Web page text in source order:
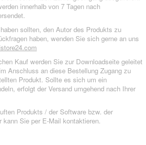
innerhalb von 7 Tagen nach
sollten, den Autor des Produkts zu
haben, wenden Sie sich gerne an uns
Kauf werden Sie zur Downloadseite geleitet
Anschluss an diese Bestellung Zugang zu
Produkt. Sollte es sich um ein
erfolgt der Versand umgehend nach Ihrer
Produkts / der Software bzw. der
kann Sie per E-Mail kontaktieren.